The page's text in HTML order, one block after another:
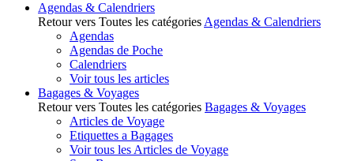
Agendas & Calendriers
Retour vers Toutes les catégories Agendas & Calendriers
Agendas
Agendas de Poche
Calendriers
Voir tous les articles
Bagages & Voyages
Retour vers Toutes les catégories Bagages & Voyages
Articles de Voyage
Etiquettes a Bagages
Voir tous les Articles de Voyage